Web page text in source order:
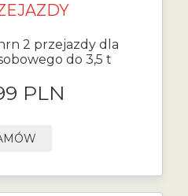
2 przejazdy dla
do 3,5 t
PLN